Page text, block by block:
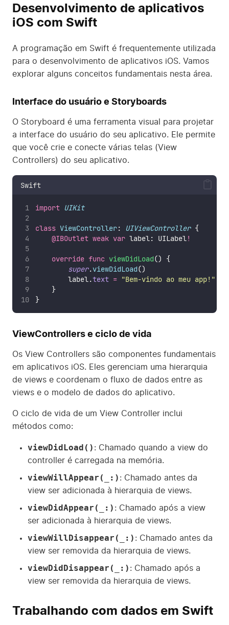
Desenvolvimento de aplicativos
iOS com Swift
A programação em Swift é frequentemente utilizada
para o desenvolvimento de aplicativos iOS. Vamos
explorar alguns conceitos fundamentais nesta área.
Interface do usuário e Storyboards
O Storyboard é uma ferramenta visual para projetar
a interface do usuário do seu aplicativo. Ele permite
que você crie e conecte várias telas (View
Controllers) do seu aplicativo.
Swift
import UIKit
class ViewController: UIViewController {
@IBOutlet weak var label: UILabel!
override func viewDidLoad() {
super.viewDidLoad()
        label.
text = "Bem-vindo ao meu app! "
    }
}
ViewControllers e ciclo de vida
Os View Controllers são componentes fundamentais
em aplicativos iOS. Eles gerenciam uma hierarquia
de views e coordenam o fluxo de dados entre as
views e o modelo de dados do aplicativo.
O ciclo de vida de um View Controller inclui
métodos como:
viewDidLoad() : Chamado quando a view do
controller é carregada na memória.
viewWillAppear(_:) : Chamado antes da
view ser adicionada à hierarquia de views.
viewDidAppear(_:) : Chamado após a view
ser adicionada à hierarquia de views.
viewWillDisappear(_:) : Chamado antes da
view ser removida da hierarquia de views.
viewDidDisappear(_:) : Chamado após a
view ser removida da hierarquia de views.
Trabalhando com dados em Swift